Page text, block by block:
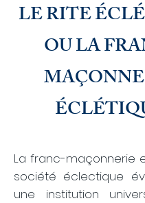
LERITE
OU LA
La franc-maçonnerie
société éclectique
une institution